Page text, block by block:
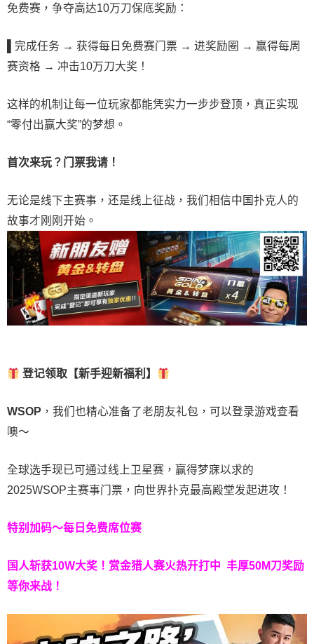
免费赛，争夺高达10万刀保底奖励：
完成任务 → 获得每日免费赛门票 → 进奖励圈 → 赢得每周
赛资格 → 冲击10万刀大奖！
这样的机制让每一位玩家都能凭实力一步步登顶，真正实现
“零付出赢大奖”的梦想。
首次来玩？门票我请！
无论是线下主赛事，还是线上征战，我们相信中国扑克人的
故事才刚刚开始。
登记领取【新手迎新福利】
WSOP ，我们也精心准备了老朋友礼包，可以登录游戏查看
噢～
全球选手现已可通过线上卫星赛，赢得梦寐以求的
2025WSOP主赛事门票，向世界扑克最高殿堂发起进攻！
特别加码～每日免费席位赛
国人斩获10W大奖！ 赏金猎人赛火热开打中 丰厚50M刀奖励
等你来战！